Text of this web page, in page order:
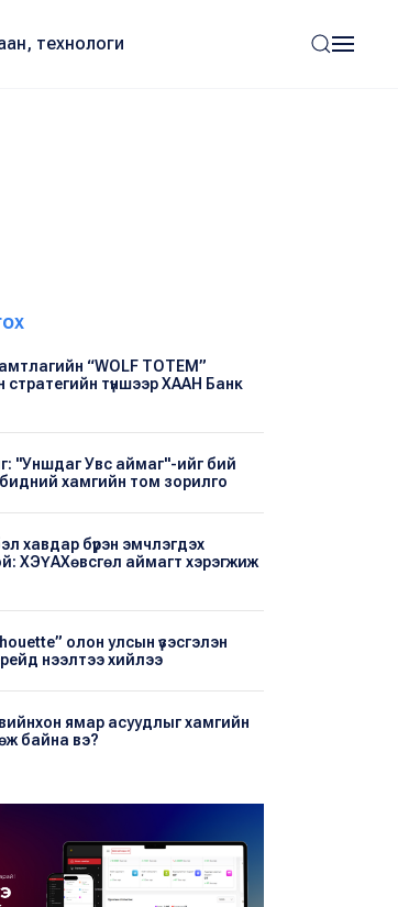
технологи
“WOLF TOTEM”
стратегийн түншээр ХААН Банк
"Уншдаг Увс аймаг"-ийг бий
хамгийн том зорилго
хавдар бүрэн эмчлэгдэх
ХЭҮА​Хөвсгөл аймагт хэрэгжиж
олон улсын үзэсгэлэн
нээлтээ хийлээ
ямар асуудлыг хамгийн
байна вэ?